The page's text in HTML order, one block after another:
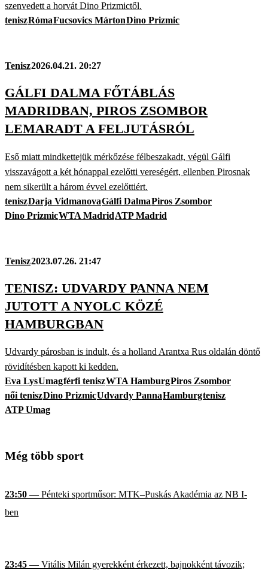
szenvedett a horvát Dino Prizmictől.
teniszRómaFucsovics MártonDino Prizmic
Tenisz2026.04.21. 20:27
GÁLFI DALMA FŐTÁBLÁS
MADRIDBAN, PIROS ZSOMBOR
LEMARADT A FELJUTÁSRÓL
Eső miatt mindkettejük mérkőzése félbeszakadt, végül Gálfi
visszavágott a két hónappal ezelőtti vereségért, ellenben Pirosnak
nem sikerült a három évvel ezelőttiért.
teniszDarja VidmanovaGálfi DalmaPiros Zsombor
Dino PrizmicWTA MadridATP Madrid
Tenisz2023.07.26. 21:47
TENISZ: UDVARDY PANNA NEM
JUTOTT A NYOLC KÖZÉ
HAMBURGBAN
Udvardy párosban is indult, és a holland Arantxa Rus oldalán döntő
rövidítésben kapott ki kedden.
Eva LysUmagférfi teniszWTA HamburgPiros Zsombor
női teniszDino PrizmicUdvardy PannaHamburgtenisz
ATP Umag
Még több sport
23:50 — Pénteki sportműsor: MTK–Puskás Akadémia az NB I-
ben
23:45 — Vitális Milán gyerekként érkezett, bajnokként távozik;